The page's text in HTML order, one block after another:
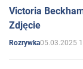
Victoria
Zdjęcie
Rozrywka05.03.2025